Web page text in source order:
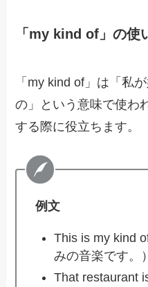
「my kind of」の使
「my kind of」は「私
の」という意味で使わ
する際に役立ちます。
例文
This is my kind
みの音楽です。）
That restaurant